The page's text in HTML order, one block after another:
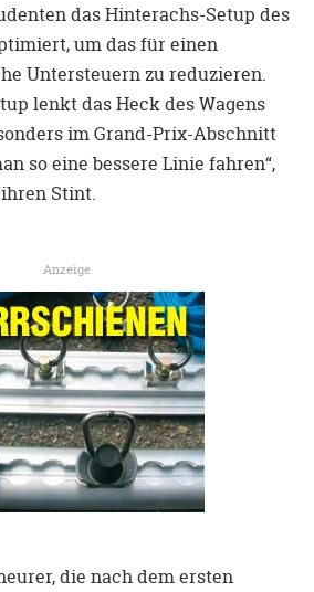
das Hinterachs-Setup des
um das für einen
Untersteuern zu reduzieren.
lenkt das Heck des Wagens
im Grand-Prix-Abschnitt
so eine bessere Linie fahren“,
Stint.
Anzeige
die nach dem ersten